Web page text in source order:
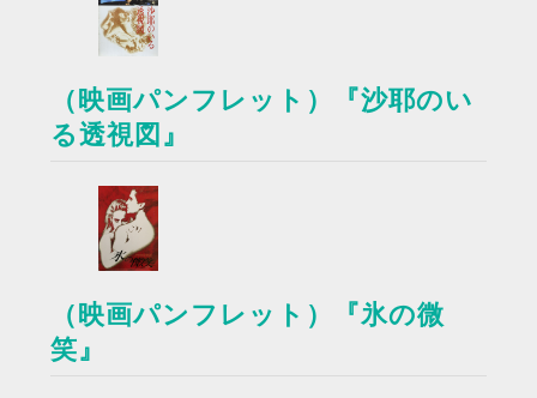
（映画パンフレット）『沙耶のい
る透視図』
（映画パンフレット）『氷の微
笑』